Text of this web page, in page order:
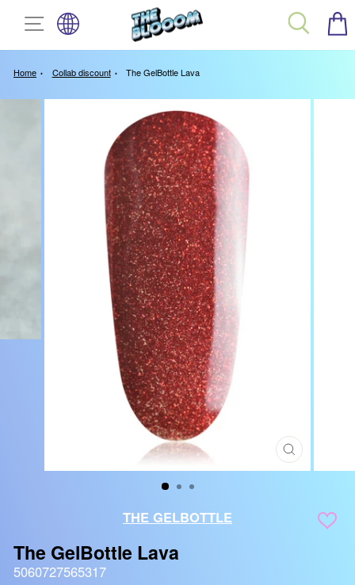
naar
inhoud
TAAL ZOEK
SITE NAVIGATIE
Home Collab discount The GelBottle Lava
SLUITEN
(ESC)
THE GELBOTTLE
The GelBottle Lava
5060727565317